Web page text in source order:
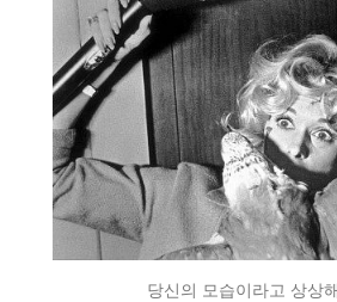
당신의 모습이라고 상상